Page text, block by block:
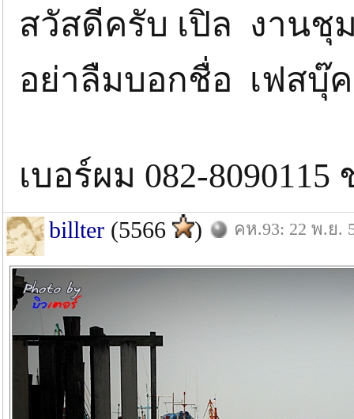
สวัสดีครับ เปิล งานชุ
อย่าลืมบอกชื่อ เฟสบุ๊
เบอร์ผม 082-
billter (5566 ) คห.93: 22 พ.ย.